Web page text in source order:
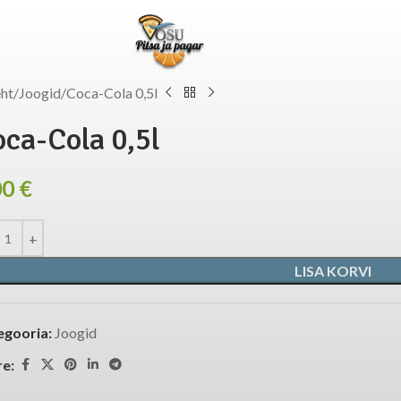
Joogid Coca-Cola 0,5l
Cola 0,5l
€
LISA KORVI
Joogid